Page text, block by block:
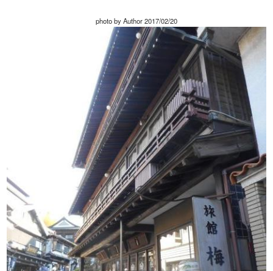
photo by Author 2017/02/20